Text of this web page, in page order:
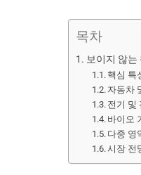
목차
보이지 않는
핵심 특
자동차
전기 및
바이오
다중 영
시장 전